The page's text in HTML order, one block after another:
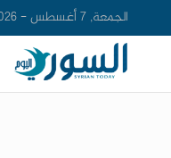
الجمعة, 7 أغسطس - 2026